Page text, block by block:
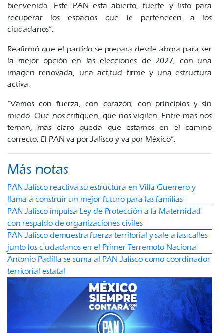
bienvenido. Este PAN está abierto, fuerte y listo para
recuperar los espacios que le pertenecen a los
ciudadanos”.
Reafirmó que el partido se prepara desde ahora para ser
la mejor opción en las elecciones de 2027, con una
imagen renovada, una actitud firme y una estructura
activa.
“Vamos con fuerza, con corazón, con principios y sin
miedo. Que nos critiquen, que nos vigilen. Entre más nos
teman, más claro queda que estamos en el camino
correcto. El PAN va por Jalisco y va por México”.
Más notas
PAN Jalisco reactiva su estructura en Villa Guerrero y
llama a construir un mejor futuro para las familias
PAN Jalisco impulsa Ley de Protección a la Maternidad
con respaldo de organizaciones civiles
PAN Jalisco demuestra fuerza territorial y sale a las calles
junto los ciudadanos en el Primer Terremoto Nacional
Antonio Padilla se suma al PAN Jalisco como coordinador
territorial estatal